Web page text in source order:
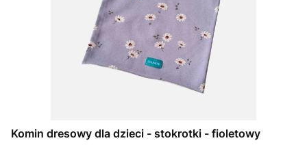
Komin dresowy dla dzieci - stokrotki - fioletowy